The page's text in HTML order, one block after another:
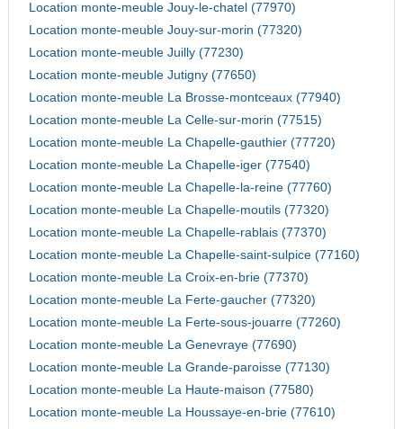
Location monte-meuble Jouy-le-chatel (77970)
Location monte-meuble Jouy-sur-morin (77320)
Location monte-meuble Juilly (77230)
Location monte-meuble Jutigny (77650)
Location monte-meuble La Brosse-montceaux (77940)
Location monte-meuble La Celle-sur-morin (77515)
Location monte-meuble La Chapelle-gauthier (77720)
Location monte-meuble La Chapelle-iger (77540)
Location monte-meuble La Chapelle-la-reine (77760)
Location monte-meuble La Chapelle-moutils (77320)
Location monte-meuble La Chapelle-rablais (77370)
Location monte-meuble La Chapelle-saint-sulpice (77160)
Location monte-meuble La Croix-en-brie (77370)
Location monte-meuble La Ferte-gaucher (77320)
Location monte-meuble La Ferte-sous-jouarre (77260)
Location monte-meuble La Genevraye (77690)
Location monte-meuble La Grande-paroisse (77130)
Location monte-meuble La Haute-maison (77580)
Location monte-meuble La Houssaye-en-brie (77610)